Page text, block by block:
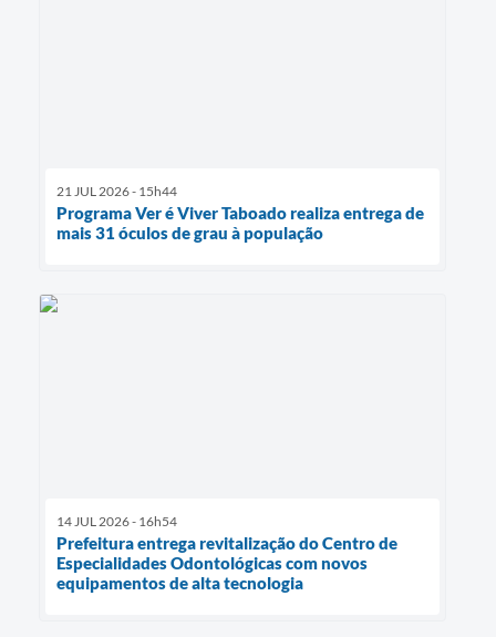
21 JUL 2026 - 15h44
Programa Ver é Viver Taboado realiza entrega de
mais 31 óculos de grau à população
14 JUL 2026 - 16h54
Prefeitura entrega revitalização do Centro de
Especialidades Odontológicas com novos
equipamentos de alta tecnologia